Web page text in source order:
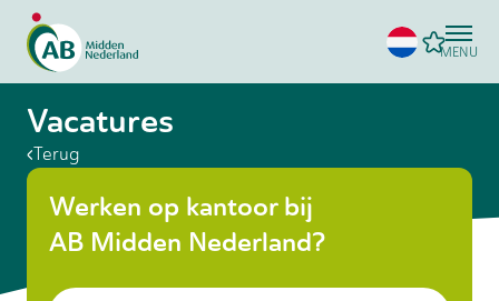
MENU
Vacatures
Terug
Werken op kantoor bij
AB Midden Nederland?